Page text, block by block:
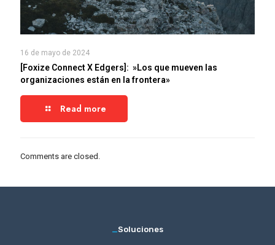
16 de mayo de 2024
[Foxize Connect X Edgers]: »Los que mueven las
organizaciones están en la frontera»
Read more
Comments are closed.
_Soluciones